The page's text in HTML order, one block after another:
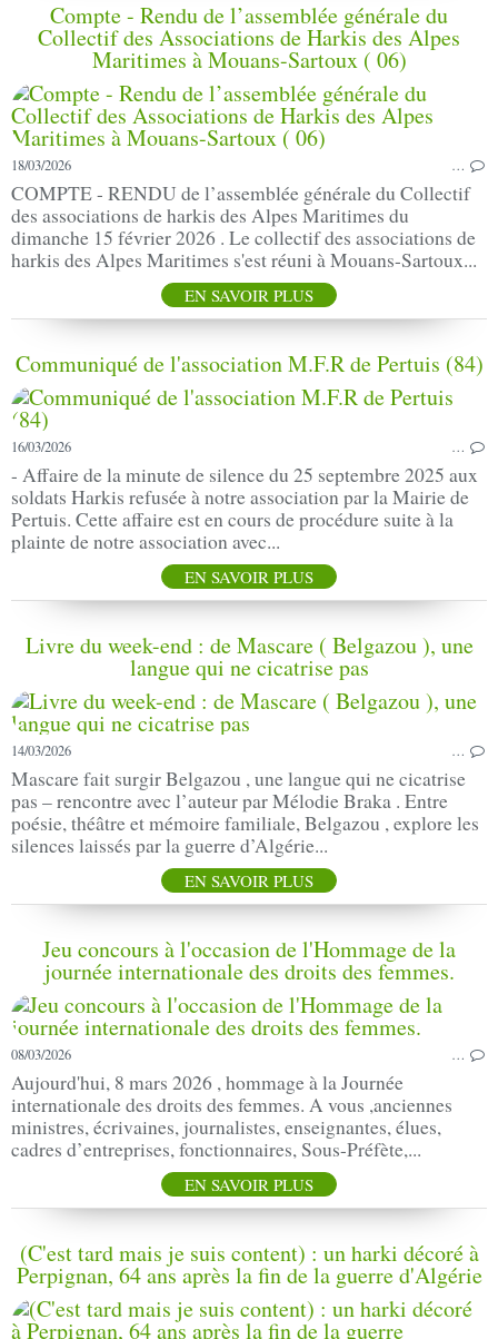
Compte - Rendu de l’assemblée générale du
Collectif des Associations de Harkis des Alpes
Maritimes à Mouans-Sartoux ( 06)
18/03/2026 …
COMPTE - RENDU de l’assemblée générale du Collectif
des associations de harkis des Alpes Maritimes du
dimanche 15 février 2026 . Le collectif des associations de
harkis des Alpes Maritimes s'est réuni à Mouans-Sartoux...
EN SAVOIR PLUS
Communiqué de l'association M.F.R de Pertuis (84)
16/03/2026 …
- Affaire de la minute de silence du 25 septembre 2025 aux
soldats Harkis refusée à notre association par la Mairie de
Pertuis. Cette affaire est en cours de procédure suite à la
plainte de notre association avec...
EN SAVOIR PLUS
Livre du week-end : de Mascare ( Belgazou ), une
langue qui ne cicatrise pas
14/03/2026 …
Mascare fait surgir Belgazou , une langue qui ne cicatrise
pas – rencontre avec l’auteur par Mélodie Braka . Entre
poésie, théâtre et mémoire familiale, Belgazou , explore les
silences laissés par la guerre d’Algérie...
EN SAVOIR PLUS
Jeu concours à l'occasion de l'Hommage de la
journée internationale des droits des femmes.
08/03/2026 …
Aujourd'hui, 8 mars 2026 , hommage à la Journée
internationale des droits des femmes. A vous ,anciennes
ministres, écrivaines, journalistes, enseignantes, élues,
cadres d’entreprises, fonctionnaires, Sous-Préfète,...
EN SAVOIR PLUS
(C'est tard mais je suis content) : un harki décoré à
Perpignan, 64 ans après la fin de la guerre d'Algérie